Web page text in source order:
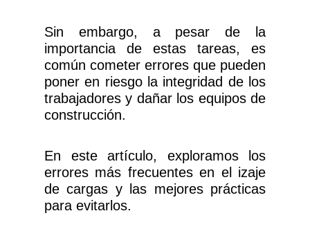
Sin embargo, a pesar de la
importancia de estas tareas, es
común cometer errores que pueden
poner en riesgo la integridad de los
trabajadores y dañar los equipos de
construcción.
En este artículo, exploramos los
errores más frecuentes en el izaje
de cargas y las mejores prácticas
para evitarlos.